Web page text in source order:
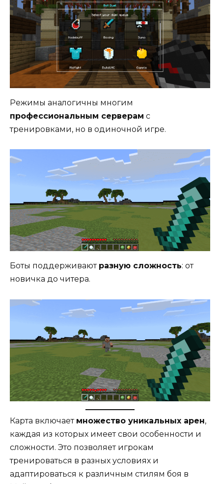
Режимы аналогичны многим
профессиональным серверам с
тренировками, но в одиночной игре.
Боты поддерживают разную сложность: от
новичка до читера.
Карта включает множество уникальных арен,
каждая из которых имеет свои особенности и
сложности. Это позволяет игрокам
тренироваться в разных условиях и
адаптироваться к различным стилям боя в